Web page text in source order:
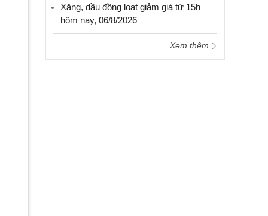
Xăng, dầu đồng loạt giảm giá từ 15h
hôm nay, 06/8/2026
Xem thêm